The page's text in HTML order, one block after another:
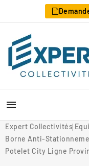

Expert Collectivités
Borne Anti-
Potelet City Ligne